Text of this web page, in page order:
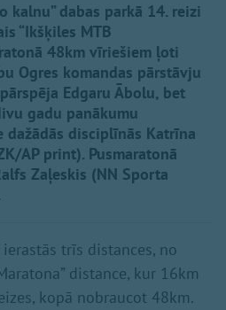
kalnu” dabas parkā 14. reizi
“Ikšķiles MTB
48km vīriešiem ļoti
Ogres komandas pārstāvju
Edgaru Ābolu, bet
gadu panākumu
dažādās disciplīnās Katrīna
AP print). Pusmaratonā
Zaļeskis (NN Sporta
trīs distances, no
distance, kur 16km
kopā nobraucot 48km.